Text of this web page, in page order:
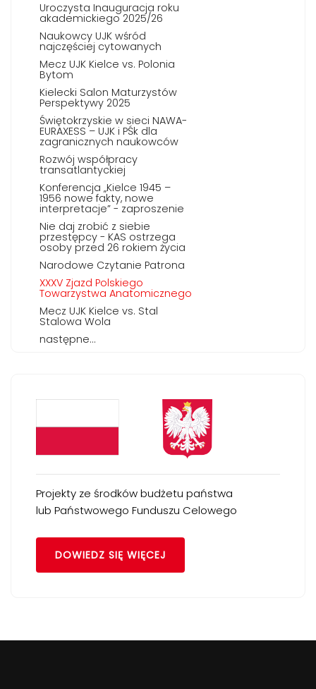
Uroczysta Inauguracja roku
akademickiego 2025/26
Naukowcy UJK wśród
najczęściej cytowanych
Mecz UJK Kielce vs. Polonia
Bytom
Kielecki Salon Maturzystów
Perspektywy 2025
Świętokrzyskie w sieci NAWA-
EURAXESS – UJK i PŚk dla
zagranicznych naukowców
Rozwój współpracy
transatlantyckiej
Konferencja „Kielce 1945 –
1956 nowe fakty, nowe
interpretacje” - zaproszenie
Nie daj zrobić z siebie
przestępcy - KAS ostrzega
osoby przed 26 rokiem życia
Narodowe Czytanie Patrona
XXXV Zjazd Polskiego
Towarzystwa Anatomicznego
Mecz UJK Kielce vs. Stal
Stalowa Wola
następne...
Projekty ze środków budżetu państwa
lub Państwowego Funduszu Celowego
DOWIEDZ SIĘ WIĘCEJ